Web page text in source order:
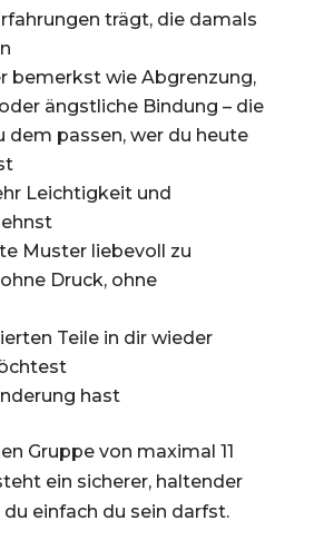
trägt, die damals
bemerkst wie Abgrenzung,
ängstliche Bindung – die
dem passen, wer du heute
Leichtigkeit und
Muster liebevoll zu
Druck, ohne
Teile in dir wieder
hast
Gruppe von maximal 11
ein sicherer, haltender
du einfach du sein darfst.